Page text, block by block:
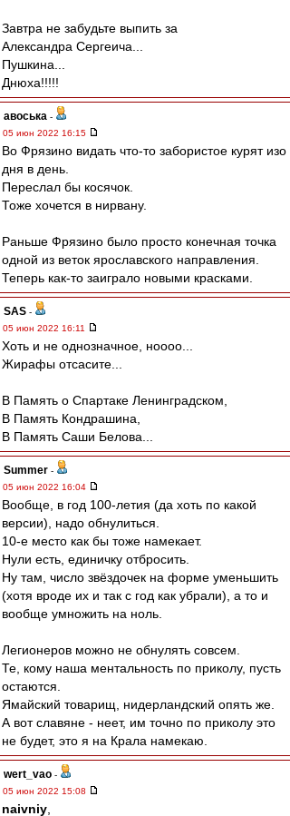
Завтра не забудьте выпить за
Александра Сергеича...
Пушкина...
Днюха!!!!!
авоська -
05 июн 2022 16:15
Во Фрязино видать что-то забористое курят изо
дня в день.
Переслал бы косячок.
Тоже хочется в нирвану.
Раньше Фрязино было просто конечная точка
одной из веток ярославского направления.
Теперь как-то заиграло новыми красками.
SAS -
05 июн 2022 16:11
Хоть и не однозначное, ноооо...
Жирафы отсасите...
В Память о Спартаке Ленинградском,
В Память Кондрашина,
В Память Саши Белова...
Summer -
05 июн 2022 16:04
Вообще, в год 100-летия (да хоть по какой
версии), надо обнулиться.
10-е место как бы тоже намекает.
Нули есть, единичку отбросить.
Ну там, число звёздочек на форме уменьшить
(хотя вроде их и так с год как убрали), а то и
вообще умножить на ноль.
Легионеров можно не обнулять совсем.
Те, кому наша ментальность по приколу, пусть
остаются.
Ямайский товарищ, нидерландский опять же.
А вот славяне - неет, им точно по приколу это
не будет, это я на Крала намекаю.
wert_vao -
05 июн 2022 15:08
naivniy